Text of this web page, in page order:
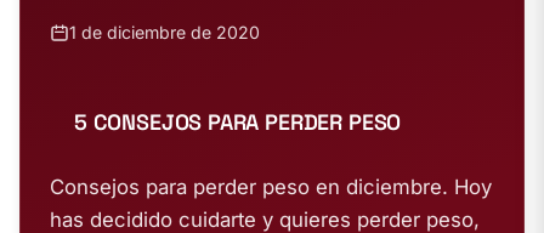
1 de diciembre de 2020
5 CONSEJOS PARA PERDER PESO
Consejos para perder peso en diciembre. Hoy
has decidido cuidarte y quieres perder peso,